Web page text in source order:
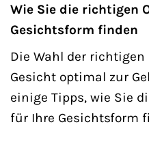
Wie Sie die richtigen
Gesichtsform finden
Die Wahl der
Gesicht optimal zur
einige Tipps, wie Sie
für Ihre Gesichtsform